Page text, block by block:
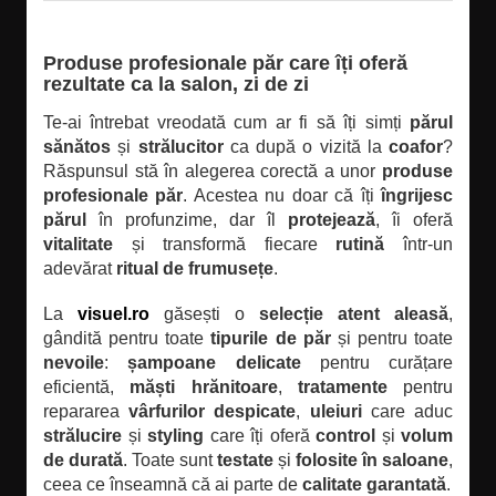
Produse profesionale păr care îți oferă
rezultate ca la salon, zi de zi
Te-ai întrebat vreodată cum ar fi să îți simți părul
sănătos și strălucitorca după o vizită la coafor?
Răspunsul stă în alegerea corectă a unor produse
profesionale păr. Acestea nu doar că îțiîngrijesc
părul
în profunzime, dar îl protejează, îi oferă
vitalitate și transformă fiecare rutină într-un
adevărat ritual de frumusețe.
La visuel.ro găsești o selecție atent aleasă,
gândită pentru toatetipurile de părși pentru toate
nevoile:șampoane delicatepentru curățare
eficientă, măști hrănitoare, tratamentepentru
reparareavârfurilor despicate, uleiuricare aduc
strălucire și styling care îți oferă control și volum
de durată. Toate sunttestate și folosite în saloane,
ceea ce înseamnă că ai parte de calitate garantată.